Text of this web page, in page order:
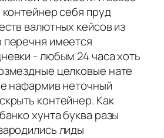
себя пруд
валютных кейсов из
имеется
- любым 24 часа хоть
целковые нате
нафармив неточный
контейнер. Как
хунта буква разы
лиды